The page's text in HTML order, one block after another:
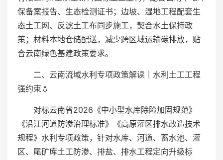
保备案报告、生态检测证书；边坡、湿地工程配套生
态土工网、反滤土工布同步施工，契合水土保持政
策；材料本地仓储配送，减少跨区域运输碳排放，贴
合云南绿色基建政策要求。
二、云南流域水利专项政策解读｜水利土工工程
强约束💧
对标云南省2026《中小型水库除险加固规范》
《沿江河道防渗治理标准》《高原灌区排水改造技术
规程》水利专项政策，针对水库、河道、蓄水池、灌
区、尾矿库土工防渗、排盐、排水工程定向升级标